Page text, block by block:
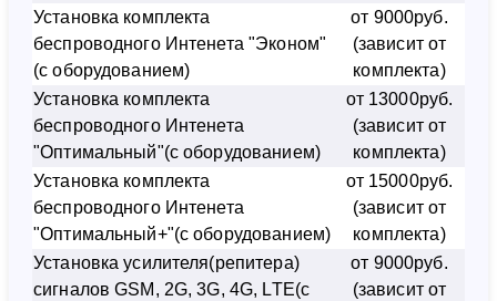
Установка комплекта
беспроводного Интенета "Эконом"
(с оборудованием)
от 9000руб.
(зависит от
комплекта)
Установка комплекта
беспроводного Интенета
"Оптимальный"(с оборудованием)
от 13000руб.
(зависит от
комплекта)
Установка комплекта
беспроводного Интенета
"Оптимальный+"(с оборудованием)
от 15000руб.
(зависит от
комплекта)
Установка усилителя(репитера)
сигналов GSM, 2G, 3G, 4G, LTE(с
от 9000руб.
(зависит от